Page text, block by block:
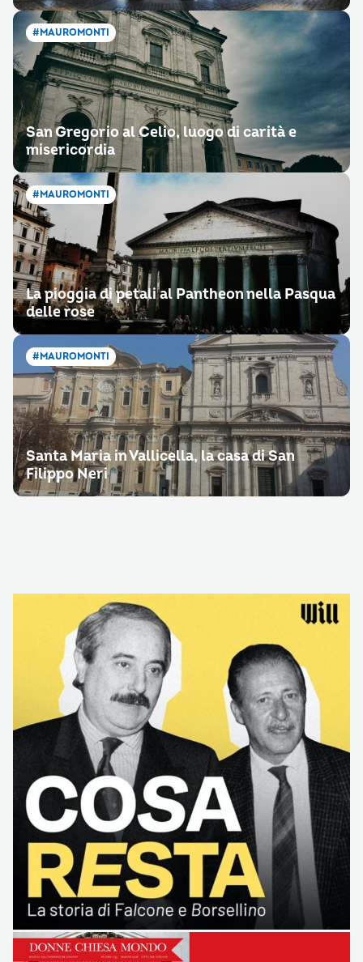
#MAUROMONTI
San Gregorio al Celio, luogo di carità e
misericordia
#MAUROMONTI
La pioggia di petali al Pantheon nella Pasqua
delle rose
#MAUROMONTI
Santa Maria in Vallicella, la casa di San
Filippo Neri